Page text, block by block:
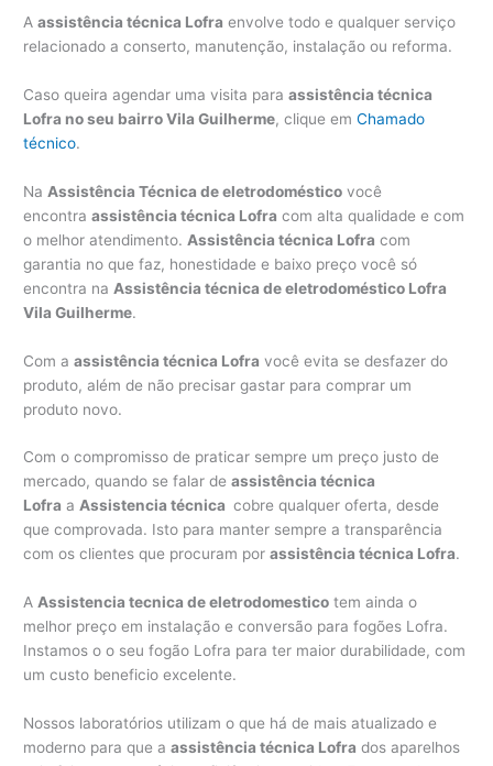
Aassistência técnica Lofra envolve todo e qualquer serviço
relacionado a conserto, manutenção, instalação ou reforma.
Caso queira agendar uma visita paraassistência técnica
Lofra no seu bairro Vila Guilherme, clique emChamado
técnico.
Na Assistência Técnica de eletrodoméstico você
encontraassistência técnica Lofra com alta qualidade e com
o melhor atendimento. Assistência técnica Lofra com
garantia no que faz, honestidade e baixo preço você só
encontra na Assistência técnica de eletrodoméstico Lofra
Vila Guilherme.
Com aassistência técnica Lofra você evita se desfazer do
produto, além de não precisar gastar para comprar um
produto novo.
Com o compromisso de praticar sempre um preço justo de
mercado, quando se falar deassistência técnica
Lofra aAssistencia técnica cobre qualquer oferta, desde
que comprovada. Isto para manter sempre a transparência
com os clientes que procuram porassistência técnica Lofra.
AAssistencia tecnica de eletrodomestico tem ainda o
melhor preço em instalação e conversão para fogões Lofra.
Instamos o o seu fogão Lofra para ter maior durabilidade, com
um custo beneficio excelente.
Nossos laboratórios utilizam o que há de mais atualizado e
moderno para que aassistência técnica Lofra dos aparelhos